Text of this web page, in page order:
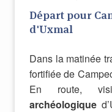
Départ pour
d'Uxmal
Dans la matinée
fortifiée de
En route,
archéologique